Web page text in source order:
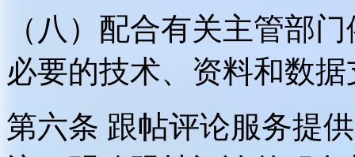
（八）配合有关主管部
必要的技术、资料和数
第六条 跟帖评论服务提